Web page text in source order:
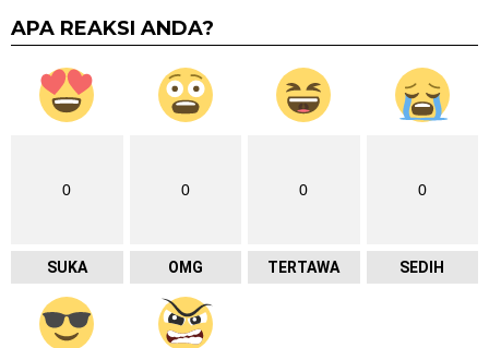
APA REAKSI ANDA?
0
SUKA
0
OMG
0
TERTAWA
0
SEDIH